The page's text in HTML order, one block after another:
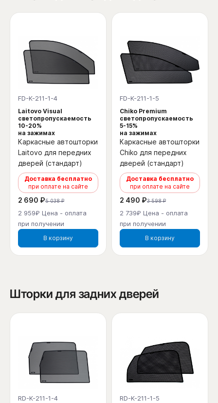
FD-K-211-1-4
Laitovo Visual
светопропускаемость
10-20%
на зажимах
Каркасные автошторки
Laitovo для передних
дверей (стандарт)
Доставка бесплатно
при оплате на сайте
2 690 ₽5 038 ₽
2 959₽ Цена - оплата
при получении
В корзину
FD-K-211-1-5
Chiko Premium
светопропускаемость
5-15%
на зажимах
Каркасные автошторки
Chiko для передних
дверей (стандарт)
Доставка бесплатно
при оплате на сайте
2 490 ₽3 598 ₽
2 739₽ Цена - оплата
при получении
В корзину
Шторки для задних дверей
RD-K-211-1-4 RD-K-211-1-5